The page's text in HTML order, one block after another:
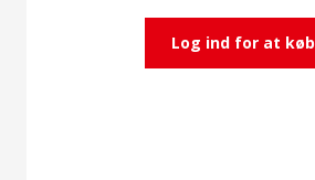
Log ind for at